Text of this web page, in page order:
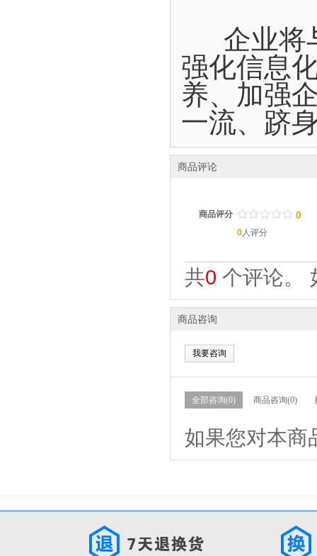
企业将
强化信息
养、加强
一流、跻
商品评论
商品评分 / / / / /
. . . . . 0
0人评分
共0 个评论。
商品咨询
我要咨询
全部咨询(0) 商品咨询(0)
如果您对本商